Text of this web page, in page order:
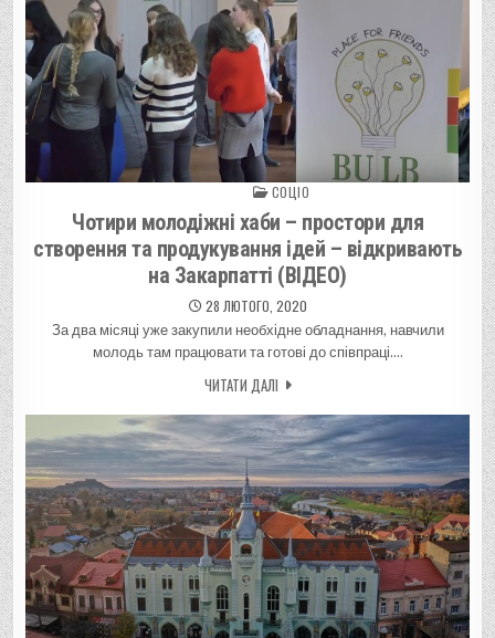
СОЦІО
Чотири молодіжні хаби – простори для
створення та продукування ідей – відкривають
на Закарпатті (ВІДЕО)
28 ЛЮТОГО, 2020
За два місяці уже закупили необхідне обладнання, навчили
молодь там працювати та готові до співпраці….
ЧИТАТИ ДАЛІ